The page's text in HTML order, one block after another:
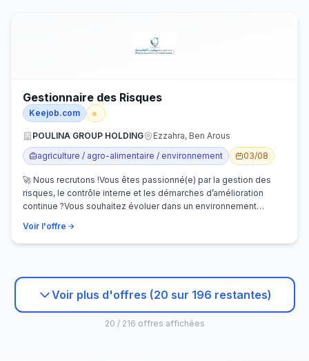
Gestionnaire des Risques
Keejob.com
POULINA GROUP HOLDING
Ezzahra, Ben Arous
agriculture / agro-alimentaire / environnement
03/08
🚀 Nous recrutons !Vous êtes passionné(e) par la gestion des
risques, le contrôle interne et les démarches d’amélioration
continue ?Vous souhaitez évoluer dans un environnement
Voir l'offre
Voir plus d'offres (20 sur 196 restantes)
20 / 216 offres affichées